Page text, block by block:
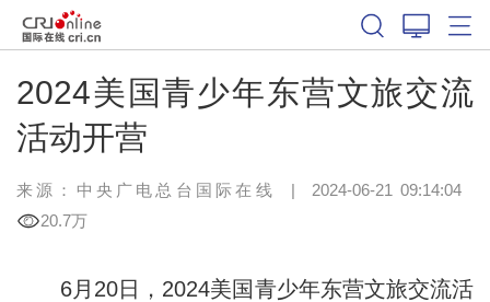
2024美国青少年东营文旅交流
活动开营
来源：中央广电总台国际在线 | 2024-06-21 09:14:04
20.7万
6月20日，2024美国青少年东营文旅交流活